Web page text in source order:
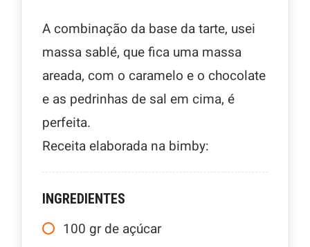
A combinação da base da tarte, usei
massa sablé, que fica uma massa
areada, com o caramelo e o chocolate
e as pedrinhas de sal em cima, é
perfeita.
Receita elaborada na bimby:
INGREDIENTES
100 gr de açúcar